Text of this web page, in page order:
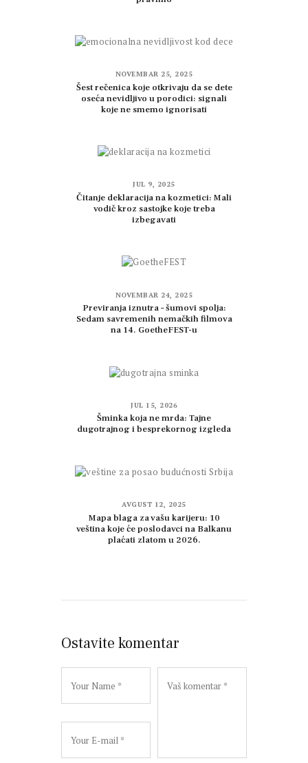
NOVEMBAR 25, 2025
Šest rečenica koje otkrivaju da se dete
oseća nevidljivo u porodici: signali
koje ne smemo ignorisati
JUL 9, 2025
Čitanje deklaracija na kozmetici: Mali
vodič kroz sastojke koje treba
izbegavati
NOVEMBAR 24, 2025
Previranja iznutra – šumovi spolja:
Sedam savremenih nemačkih filmova
na 14. GoetheFEST-u
JUL 15, 2026
Šminka koja ne mrda: Tajne
dugotrajnog i besprekornog izgleda
AVGUST 12, 2025
Mapa blaga za vašu karijeru: 10
veština koje će poslodavci na Balkanu
plaćati zlatom u 2026.
Ostavite komentar